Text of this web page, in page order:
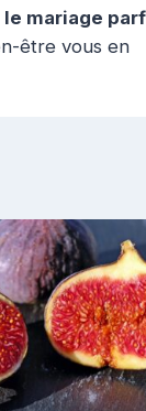
mariage
être vous en